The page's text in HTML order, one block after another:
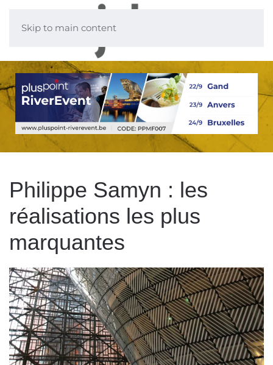
Skip to main content
Philippe Samyn : les
réalisations les plus
marquantes